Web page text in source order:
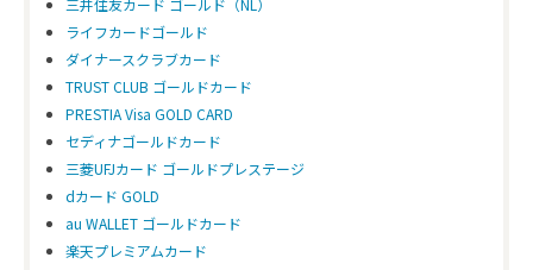
三井住友カード ゴールド（NL）
ライフカードゴールド
ダイナースクラブカード
TRUST CLUB ゴールドカード
PRESTIA Visa GOLD CARD
セディナゴールドカード
三菱UFJカード ゴールドプレステージ
dカード GOLD
au WALLET ゴールドカード
楽天プレミアムカード